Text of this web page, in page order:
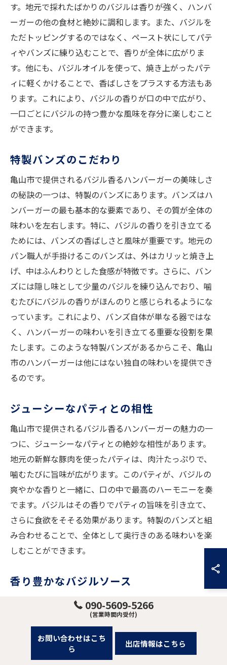
す。地元で採れたばかりのバジルは香りが強く、ハンバ
ーガーの他の食材と絶妙に調和します。また、バジルを
ただトッピングするのではなく、ペースト状にしてパテ
ィやバンズに練り込むことで、香りが全体に広がりま
す。他にも、バジルオイルを使って、焼き上がったパテ
ィに軽くかけることで、香ばしさをプラスする方法もあ
ります。これにより、バジルの香りが口の中で広がり、
一口ごとにバジルの持つ豊かな風味を存分に楽しむこと
ができます。
特製バンズのこだわり
亀山市で提供されるバジル香るハンバーガーの美味しさ
の秘訣の一つは、特製のバンズにあります。バンズはハ
ンバーガーの最も基本的な要素であり、その質が全体の
味わいを左右します。特に、バジルの香りを引き立てる
ためには、バンズの香ばしさと風味が重要です。地元の
パン職人が手掛けるこのバンズは、外はカリッと焼き上
げ、中はふんわりとした食感が特徴です。さらに、バン
ズには隠し味として少量のバジルを練り込んでおり、噛
むたびにバジルの香りがほんのりと感じられるようにな
っています。これにより、バンズ自体が単なる器ではな
く、ハンバーガーの味わいを引き立てる重要な役割を果
たします。このような特製バンズがあるからこそ、亀山
市のハンバーガーは他にはない独自の味わいを提供でき
るのです。
ジューシーなパティとの相性
亀山市で提供されるバジル香るハンバーガーの魅力の一
つに、ジューシーなパティとの絶妙な相性があります。
地元の新鮮な豚肉を使ったパティは、肉汁たっぷりで、
噛むたびに旨味が広がります。このパティが、バジルの
爽やかな香りと一緒に、口の中で最高のハーモニーを奏
でます。バジルはその香りでパティの旨味を引き立て、
さらに食欲をそそる効果があります。特製のバンズと組
み合わせることで、全体として奥行きのある味わいを楽
しむことができます。
香り豊かなバジルソース
バジルの香りを最大限に活かした特製バジルソースは、
亀山市のハンバーガーをさらに特別なものにしていま
す。このソースは、新鮮なバジルの葉をたっぷりと使用
し、他のスパイスやオイルと絶妙にブレンドされていま
す。ソースのフレッシュさが、ジューシーなパティや風
090-5609-5266
(営業時間内受付)
お問い合わせはこち
ら
出店情報はこちら